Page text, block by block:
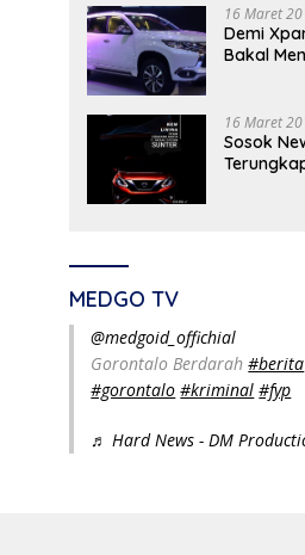
16 Maret
Demi
Bakal
16 Maret
Sosok
MEDGO TV
@medgoid_offichial
Gorontalo Berdarah#berita
#gorontalo #kriminal #fyp
♬ Hard News - DM